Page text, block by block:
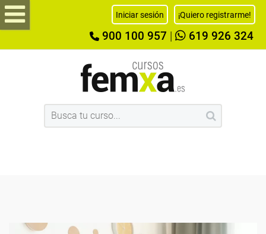
Iniciar sesión ¡Quiero registrarme!
900 100 957 619 926 324